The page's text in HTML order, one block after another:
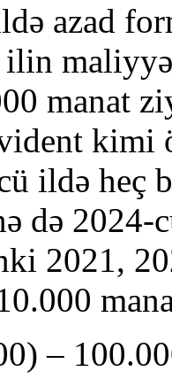
azad
manat
kimi
ildə heç
də
2021,
–